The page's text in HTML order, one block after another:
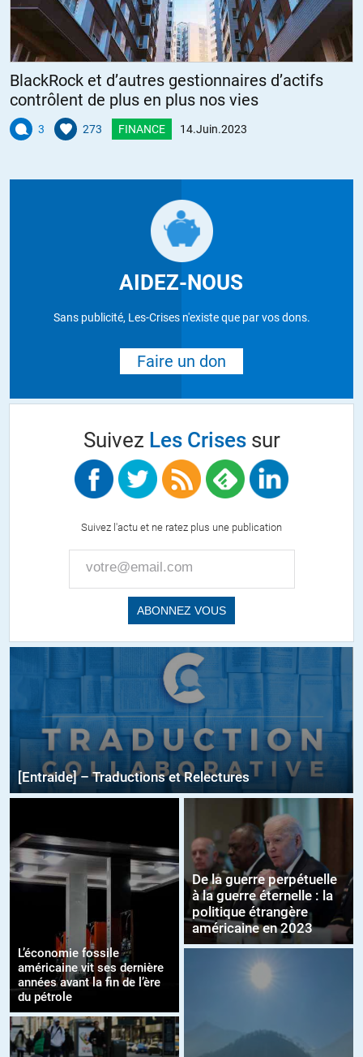
BlackRock et d’autres gestionnaires d’actifs
contrôlent de plus en plus nos vies
3 273 FINANCE 14.Juin.2023
AIDEZ-NOUS
Sans publicité, Les-Crises n'existe que par vos dons.
Faire un don
Suivez Les Crisessur
Suivez l'actu et ne ratez plus une publication
[Entraide] – Traductions et Relectures
L’économie fossile
américaine vit ses dernière
années avant la fin de l’ère
du pétrole
De la guerre perpétuelle
à la guerre éternelle : la
politique étrangère
américaine en 2023